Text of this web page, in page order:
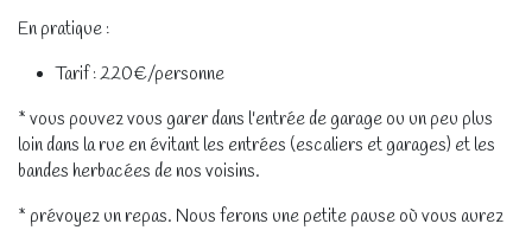
En pratique :
Tarif : 220€/personne
* vous pouvez vous garer dans l'entrée de garage ou un peu plus
loin dans la rue en évitant les entrées (escaliers et garages) et les
bandes herbacées de nos voisins.
* prévoyez un repas. Nous ferons une petite pause où vous aurez